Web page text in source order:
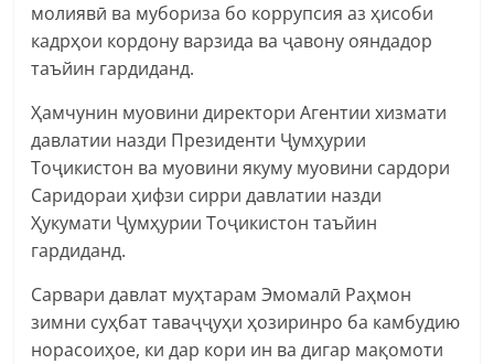
молиявӣ ва мубориза бо коррупсия аз ҳисоби
кадрҳои кордону варзида ва ҷавону ояндадор
таъйин гардиданд.
Ҳамчунин муовини директори Агентии хизмати
давлатии назди Президенти Ҷумҳурии
Тоҷикистон ва муовини якуму муовини сардори
Саридораи ҳифзи сирри давлатии назди
Ҳукумати Ҷумҳурии Тоҷикистон таъйин
гардиданд.
Сарвари давлат муҳтарам Эмомалӣ Раҳмон
зимни суҳбат таваҷҷуҳи ҳозиринро ба камбудию
норасоиҳое, ки дар кори ин ва дигар мақомоти